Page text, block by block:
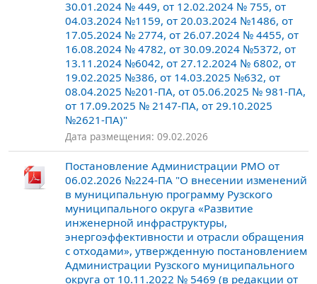
30.01.2024 № 449, от 12.02.2024 № 755, от
04.03.2024 №1159, от 20.03.2024 №1486, от
17.05.2024 № 2774, от 26.07.2024 № 4455, от
16.08.2024 № 4782, от 30.09.2024 №5372, от
13.11.2024 №6042, от 27.12.2024 № 6802, от
19.02.2025 №386, от 14.03.2025 №632, от
08.04.2025 №201-ПА, от 05.06.2025 № 981-ПА,
от 17.09.2025 № 2147-ПА, от 29.10.2025
№2621-ПА)"
Дата размещения: 09.02.2026
Постановление Администрации РМО от
06.02.2026 №224-ПА "О внесении изменений
в муниципальную программу Рузского
муниципального округа «Развитие
инженерной инфраструктуры,
энергоэффективности и отрасли обращения
с отходами», утвержденную постановлением
Администрации Рузского муниципального
округа от 10.11.2022 № 5469 (в редакции от